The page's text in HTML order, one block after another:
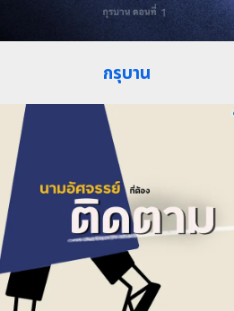
กรุบาน